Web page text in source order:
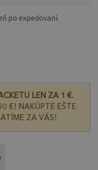
po expedovaní.
LEN ZA 1 €.
€! NAKÚPTE EŠTE
ZA VÁS!